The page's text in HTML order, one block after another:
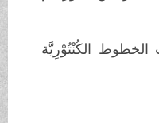
الكُنْتُوْرِيَّة